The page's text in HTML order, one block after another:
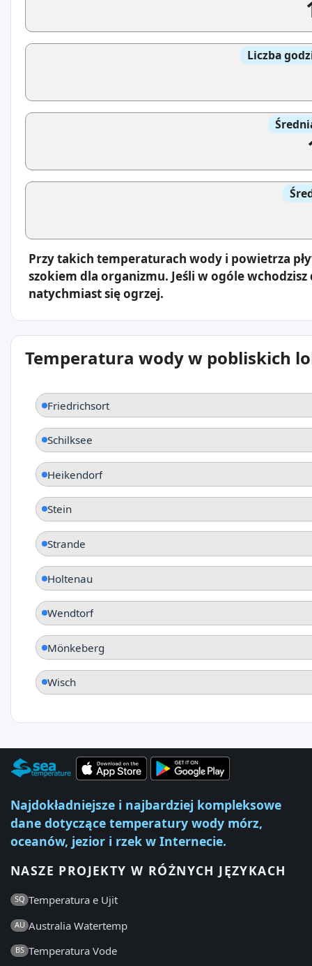
Liczba
Przy takich temperaturach wody i powietrza
szokiem dla organizmu. Jeśli w ogóle
natychmiast się ogrzej.
Temperatura wody w pobliskich
Friedrichsort
Schilksee
Heikendorf
Stein
Strande
Holtenau
Wendtorf
Mönkeberg
Wisch
Najdokładniejsze i najbardziej kompleksowe
dane dotyczące temperatury wody mórz,
oceanów, jezior i rzek w Internecie.
NASZE PROJEKTY W RÓŻNYCH JĘZYKACH
SQ Temperatura e Ujit
AU Australia Watertemp
BS Temperatura Vode